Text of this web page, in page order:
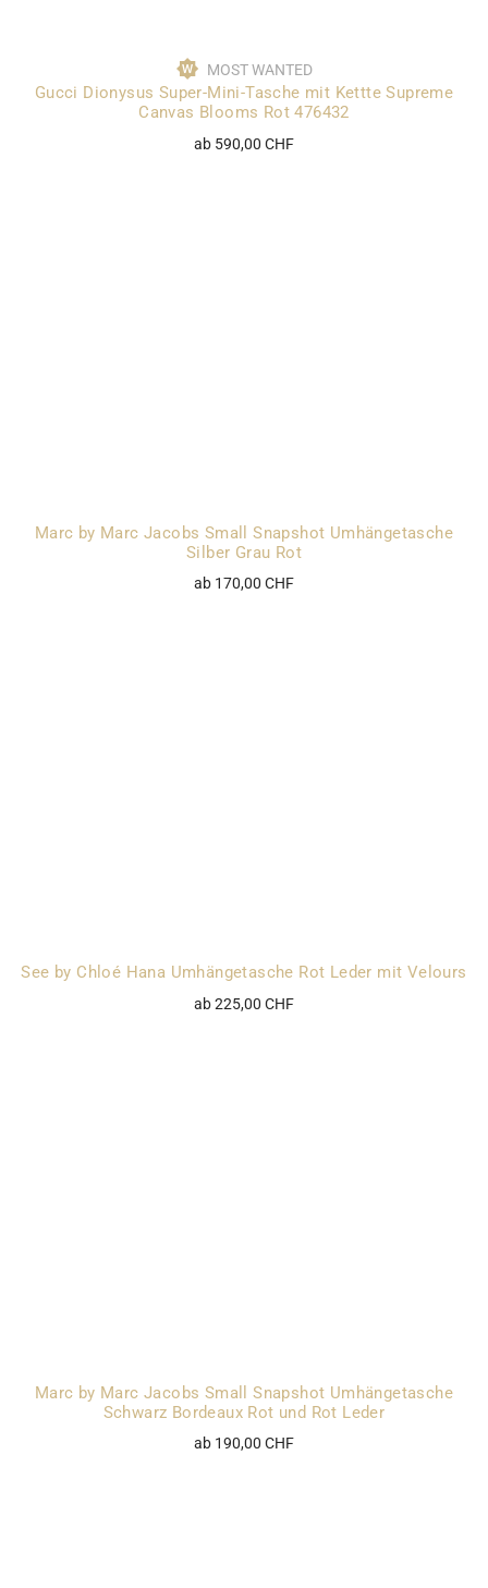
MOST WANTED
Gucci Dionysus Super-Mini-Tasche mit Kettte Supreme
Canvas Blooms Rot 476432
ab 590,00 CHF
Marc by Marc Jacobs Small Snapshot Umhängetasche
Silber Grau Rot
ab 170,00 CHF
See by Chloé Hana Umhängetasche Rot Leder mit Velours
ab 225,00 CHF
Marc by Marc Jacobs Small Snapshot Umhängetasche
Schwarz Bordeaux Rot und Rot Leder
ab 190,00 CHF